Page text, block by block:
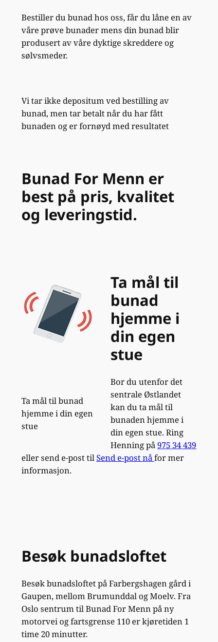
Bestiller du bunad hos oss, får du låne en av
våre prøve bunader mens din bunad blir
produsert av våre dyktige skreddere og
sølvsmeder.
Vi tar ikke depositum ved bestilling av
bunad, men tar betalt når du har fått
bunaden og er fornøyd med resultatet
Bunad For Menn er
best på pris, kvalitet
og leveringstid.
Ta mål til bunad
hjemme i din egen
stue
Ta mål til
bunad
hjemme i
din egen
stue
Bor du utenfor det
sentrale Østlandet
kan du ta mål til
bunaden hjemme i
din egen stue. Ring
Henning på975 34 439
eller send e-post tilSend e-post nåfor mer
informasjon.
Besøk bunadsloftet
Besøk bunadsloftet på Farbergshagen gård i
Gaupen, mellom Brumunddal og Moelv. Fra
Oslo sentrum til Bunad For Menn på ny
motorvei og fartsgrense 110 er kjøretiden 1
time 20 minutter.